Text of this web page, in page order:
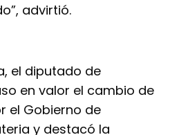
advirtió.
el diputado de
en valor el cambio de
el Gobierno de
y destacó la